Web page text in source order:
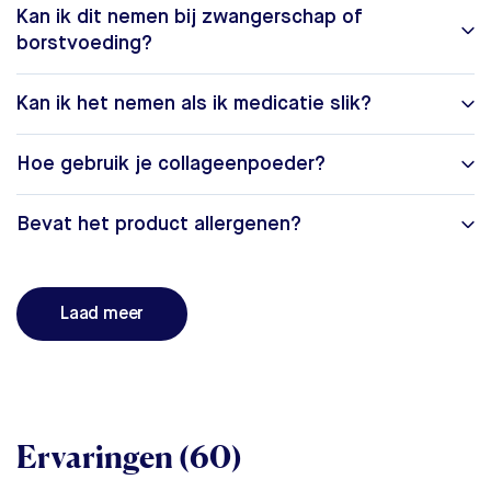
Kan ik dit nemen bij zwangerschap of
borstvoeding?
Kan ik het nemen als ik medicatie slik?
Hoe gebruik je collageenpoeder?
Bevat het product allergenen?
Laad meer
Ervaringen (60)